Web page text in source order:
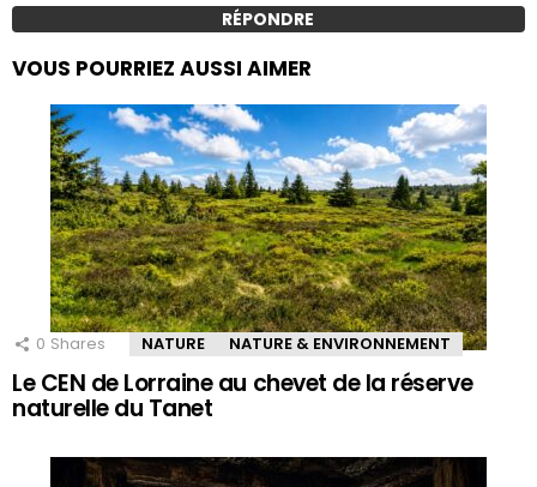
RÉPONDRE
VOUS POURRIEZ AUSSI AIMER
0 Shares NATURE NATURE & ENVIRONNEMENT
Le CEN de Lorraine au chevet de la réserve
naturelle du Tanet